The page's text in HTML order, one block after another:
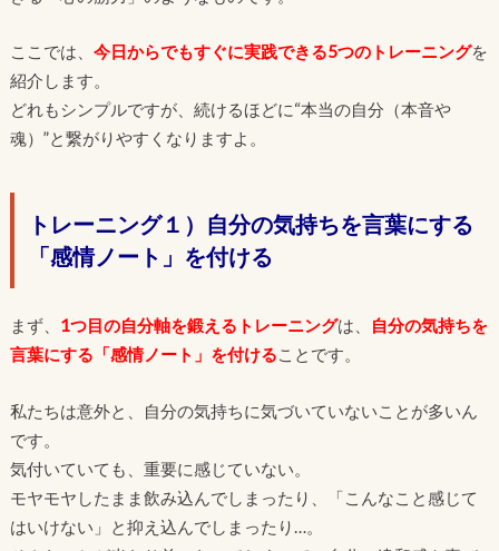
ここでは、 今日からでもすぐに実践できる5つのトレーニングを
紹介します。
どれもシンプルですが、続けるほどに“本当の自分（本音や
魂）”と繋がりやすくなりますよ。
トレーニング１）自分の気持ちを言葉にする
「感情ノート」を付ける
まず、 1つ目の自分軸を鍛えるトレーニングは、
自分の気持ちを
言葉にする「感情ノート」を付けることです。
私たちは意外と、自分の気持ちに気づいていないことが多いん
です。
気付いていても、重要に感じていない。
モヤモヤしたまま飲み込んでしまったり、「こんなこと感じて
はいけない」と抑え込んでしまったり…。